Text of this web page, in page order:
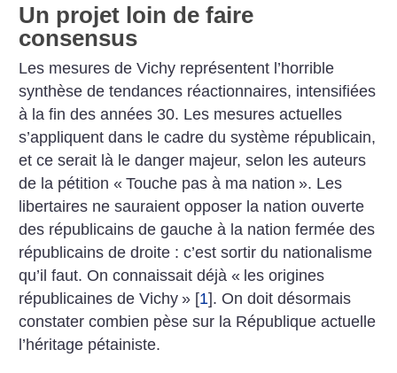
Un projet loin de faire
consensus
Les mesures de Vichy représentent l’horrible
synthèsede tendances réactionnaires, intensifiées
à la fin des années 30. Les mesures actuelles
s’appliquent dans le cadre du système républicain,
et ce serait là le danger majeur, selon les auteurs
de la pétition « Touche pas à ma nation ». Les
libertaires ne sauraient opposer la nation ouverte
des républicains de gauche à la nation fermée des
républicains de droite : c’est sortir du nationalisme
qu’il faut. On connaissait déjà « les origines
républicaines de Vichy » [1]. On doit désormais
constater combien pèse sur la République actuelle
l’héritage pétainiste.